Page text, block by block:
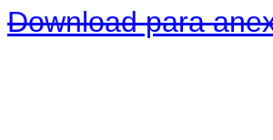
Download para